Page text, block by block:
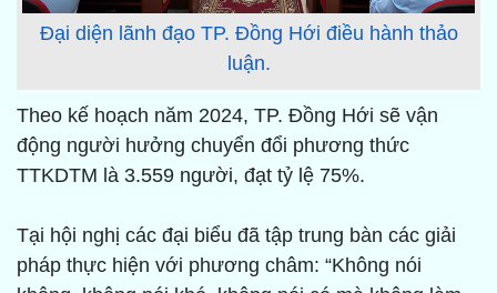
Đại diện lãnh đạo TP. Đồng Hới điều hành thảo
luận.
Theo kế hoạch năm 2024, TP. Đồng Hới sẽ vận
động người hưởng chuyển đổi phương thức
TTKDTM là 3.559 người, đạt tỷ lệ 75%.
Tại hội nghị các đại biểu đã tập trung bàn các giải
pháp thực hiện với phương châm: “Không nói